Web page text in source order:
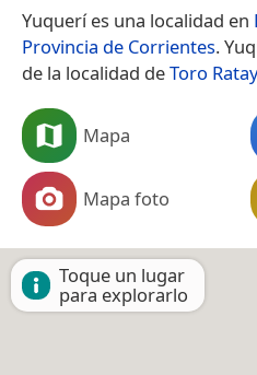
Yuquerí es una localidad en
Provincia de Corrientes.
de la localidad deToro Ratay
Mapa
Mapa foto
Toque un lugar
para explorarlo